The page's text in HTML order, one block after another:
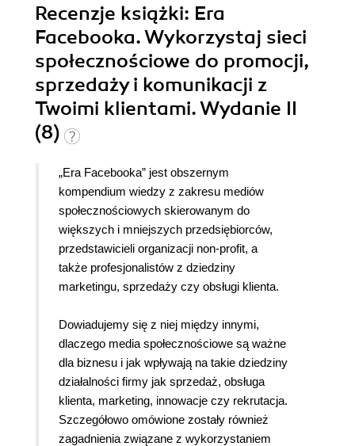
Recenzje książki: Era
Facebooka. Wykorzystaj sieci
społecznościowe do promocji,
sprzedaży i komunikacji z
Twoimi klientami. Wydanie II
(8)
„Era Facebooka” jest obszernym
kompendium wiedzy z zakresu mediów
społecznościowych skierowanym do
większych i mniejszych przedsiębiorców,
przedstawicieli organizacji non-profit, a
także profesjonalistów z dziedziny
marketingu, sprzedaży czy obsługi klienta.
Dowiadujemy się z niej między innymi,
dlaczego media społecznościowe są ważne
dla biznesu i jak wpływają na takie dziedziny
działalności firmy jak sprzedaż, obsługa
klienta, marketing, innowacje czy rekrutacja.
Szczegółowo omówione zostały również
zagadnienia związane z wykorzystaniem